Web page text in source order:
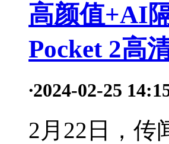
高颜值+AI
Pocket 2高
·2024-02-25
2月22日，传